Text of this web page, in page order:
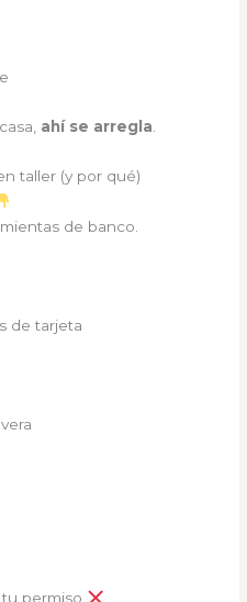
ahí se arregla.
taller (y por qué)
de banco.
de tarjeta
permiso